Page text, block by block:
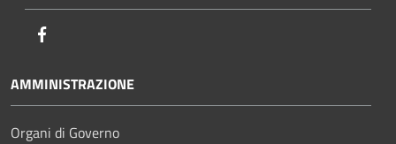
AMMINISTRAZIONE
Organi di Governo